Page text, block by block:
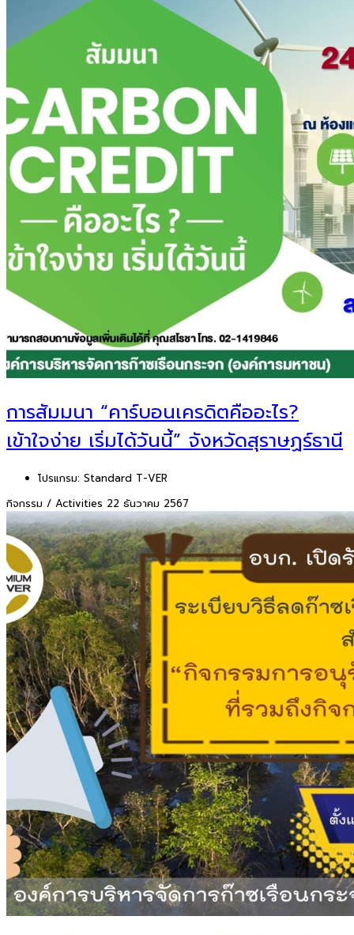
การสัมมนา “คาร์บอนเครดิตคืออะไร?
เข้าใจง่าย เริ่มได้วันนี้” จังหวัดสุราษฏร์ธานี
โปรแกรม: Standard T-VER
กิจกรรม / Activities 22 ธันวาคม 2567